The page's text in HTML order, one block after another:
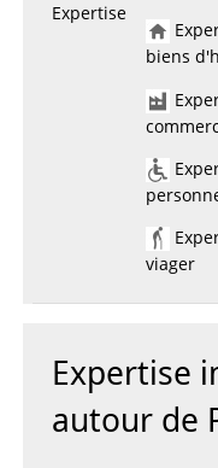
Expertise
biens
viager
Expertise
autour de